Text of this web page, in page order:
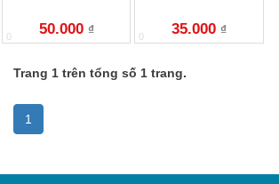
50.000 ₫
0 35.000 ₫
0
Trang 1 trên tổng số 1 trang.
1